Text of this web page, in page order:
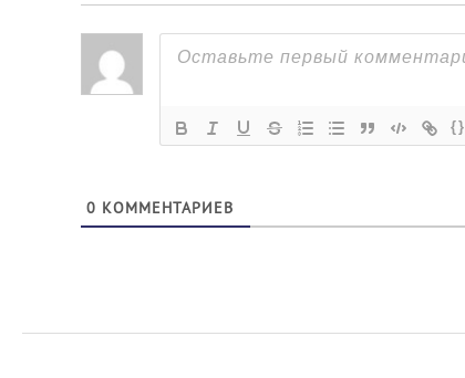
{}
0 КОММЕНТАРИЕВ